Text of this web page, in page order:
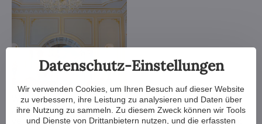
Wir verkleinern oder vergrößern den Kronleuchter, ändern die
Arme, ändern die Anzahl der Glühbirnen, kürzen oder
verlängern die Kette - die Möglichkeiten sind fast endlos. Und
Datenschutz-Einstellungen
Wir verwenden Cookies, um Ihren Besuch auf dieser Website
zu verbessern, ihre Leistung zu analysieren und Daten über
ihre Nutzung zu sammeln. Zu diesem Zweck können wir Tools
und Dienste von Drittanbietern nutzen, und die erfassten